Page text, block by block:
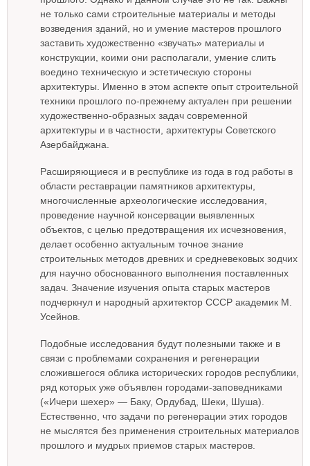
не только сами строительные материалы и методы
возведения зданий, но и умение мастеров прошлого
заставить художественно «звучать» материалы и
конструкции, коими они располагали, умение слить
воедино техническую и эстетическую стороны
архитектуры. Именно в этом аспекте опыт строительной
техники прошлого по-прежнему актуален при решении
художественно-образных задач современной
архитектуры и в частности, архитектуры Советского
Азербайджана.
Расширяющиеся и в республике из года в год работы в
области реставрации памятников архитектуры,
многочисленные археологические исследования,
проведение научной консервации выявленных
объектов, с целью предотвращения их исчезновения,
делает особенно актуальным точное знание
строительных методов древних и средневековых зодчих
для научно обоснованного выполнения поставленных
задач. Значение изучения опыта старых мастеров
подчеркнул и народный архитектор СССР академик М.
Усейнов.
Подобные исследования будут полезными также и в
связи с проблемами сохранения и регенерации
сложившегося облика исторических городов республики,
ряд которых уже объявлен городами-заповедниками
(«Ичери шехер» — Баку, Ордубад, Шеки, Шуша).
Естественно, что задачи по регенерации этих городов
не мыслятся без применения строительных материалов
прошлого и мудрых приемов старых мастеров.